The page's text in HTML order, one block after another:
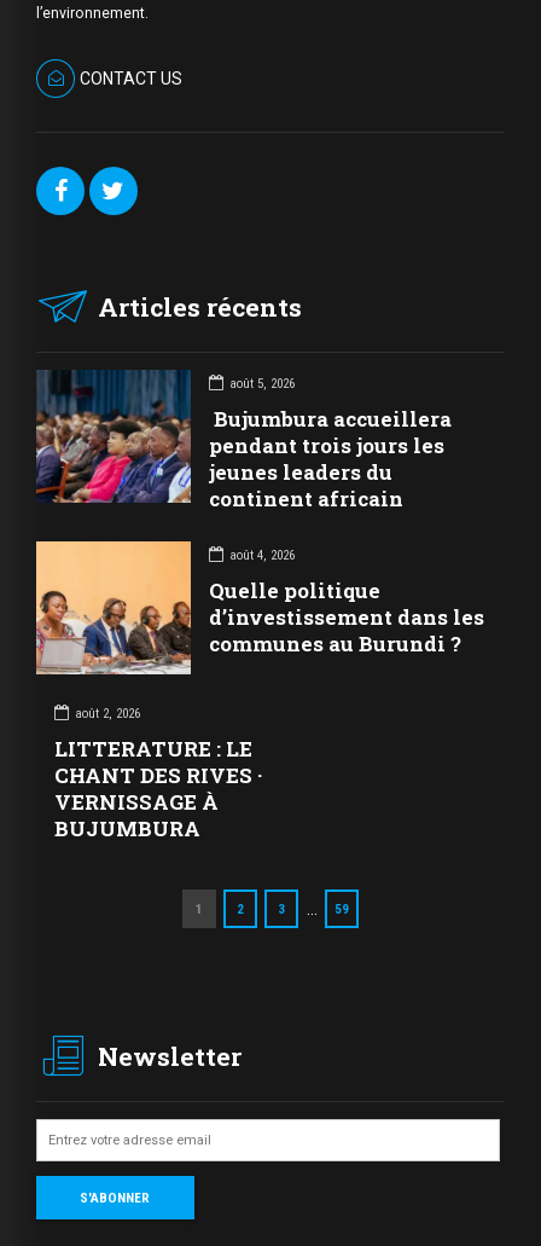
l’environnement.
CONTACT US
Articles récents
août 5, 2026
Bujumbura accueillera
pendant trois jours les
jeunes leaders du
continent africain
août 4, 2026
Quelle politique
d’investissement dans les
communes au Burundi ?
août 2, 2026
LITTERATURE : LE
CHANT DES RIVES ·
VERNISSAGE À
BUJUMBURA
1 2 3 59
Newsletter